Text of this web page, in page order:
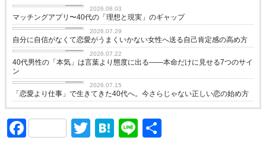
2026.08.03
マッチングアプリ〜40代の「理想と現実」のギャップ
love
2026.07.29
自分に自信がなくて恋愛がうまくいかない女性へ送る自己肯定感の高め方
love
2026.07.22
40代男性の「本気」は言葉より態度に出る——本命だけに見せる7つのサイ
ン
love
2026.07.15
「恋愛より仕事」で生きてきた40代へ。今さらじゃない正しい恋の始め方
FacebookTwitter
Hatena
Line